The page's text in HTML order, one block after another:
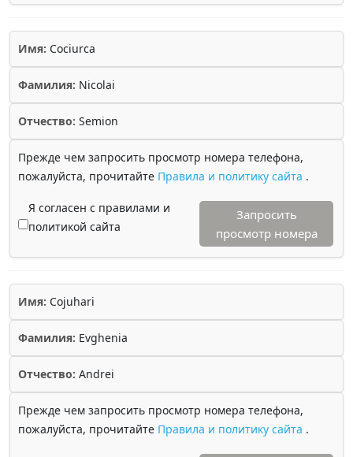
Имя: Cociurca
Фамилия: Nicolai
Отчество: Semion
Прежде чем запросить просмотр номера телефона,
пожалуйста, прочитайте Правила и политику сайта .
Я согласен с правилами и
политикой сайта
Запросить
просмотр номера
Имя: Cojuhari
Фамилия: Evghenia
Отчество: Andrei
Прежде чем запросить просмотр номера телефона,
пожалуйста, прочитайте Правила и политику сайта .